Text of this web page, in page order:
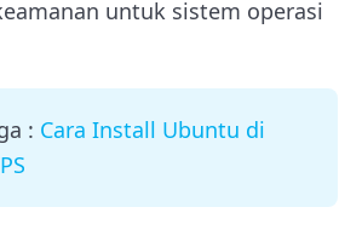
untuk sistem operasi
: Cara Install Ubuntu di